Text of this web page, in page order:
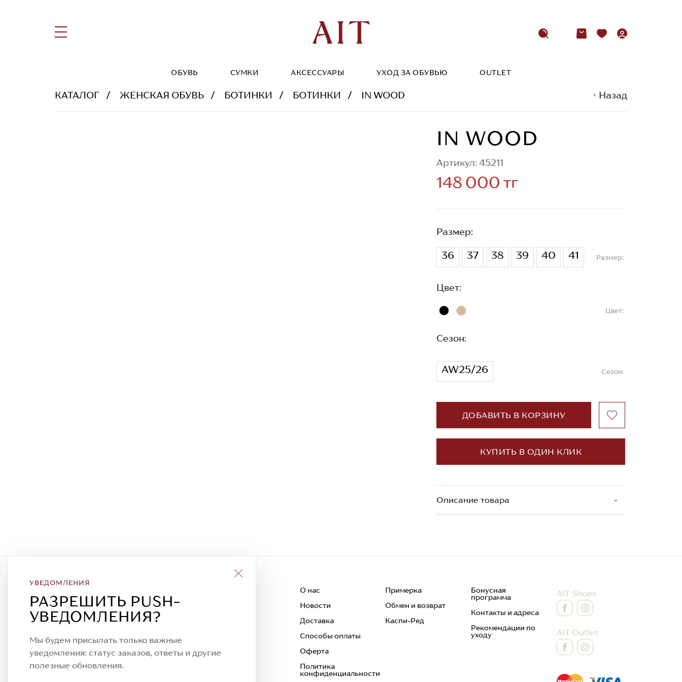
ОБУВЬ СУМКИ АКСЕССУАРЫ УХОД ЗА ОБУВЬЮ OUTLET
КАТАЛОГ ЖЕНСКАЯ ОБУВЬ БОТИНКИ БОТИНКИ IN WOOD Назад
IN WOOD
Артикул: 45211
148 000 тг
Размер:
36 37 38 39 40 41 Размер:
Цвет:
Цвет:
Сезон:
AW25/26 Сезон:
ДОБАВИТЬ В КОРЗИНУ
КУПИТЬ В ОДИН КЛИК
Описание товара
УВЕДОМЛЕНИЯ
РАЗРЕШИТЬ PUSH-
УВЕДОМЛЕНИЯ?
Мы будем присылать только важные
уведомления: статус заказов, ответы и другие
полезные обновления.
Подписаться на рассылку
Всегда будьте в курсе новых акций и
спецпредложений!
О нас
Новости
Доставка
Способы оплаты
Оферта
Политика
конфиденциальности
Примерка
Обмен и возврат
Каспи-Ред
Бонусная
программа
Контакты и адреса
Рекомендации по
уходу
AIT Shoes
AIT Outlet